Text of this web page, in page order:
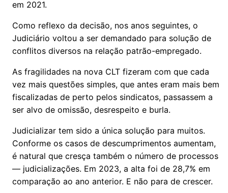
em 2021.
Como reflexo da decisão, nos anos seguintes, o
Judiciário voltou a ser demandado para solução de
conflitos diversos na relação patrão-empregado.
As fragilidades na nova CLT fizeram com que cada
vez mais questões simples, que antes eram mais bem
fiscalizadas de perto pelos sindicatos, passassem a
ser alvo de omissão, desrespeito e burla.
Judicializar tem sido a única solução para muitos.
Conforme os casos de descumprimentos aumentam,
é natural que cresça também o número de processos
— judicializações. Em 2023, a alta foi de 28,7% em
comparação ao ano anterior. E não para de crescer.